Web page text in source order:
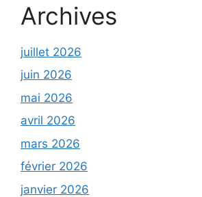
Archives
juillet 2026
juin 2026
mai 2026
avril 2026
mars 2026
février 2026
janvier 2026